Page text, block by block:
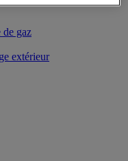
de gaz
extérieur